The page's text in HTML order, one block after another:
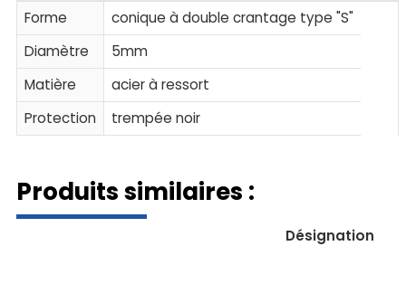
Forme
conique à double crantage type "S"
Diamètre
5mm
Matière
acier à ressort
Protection
trempée noir
Produits similaires :
Désignation